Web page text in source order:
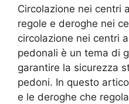
Circolazione nei centri
regole e deroghe nei
circolazione nei centri
pedonali è un tema di
garantire la sicurezza
pedoni. In questo
e le deroghe che